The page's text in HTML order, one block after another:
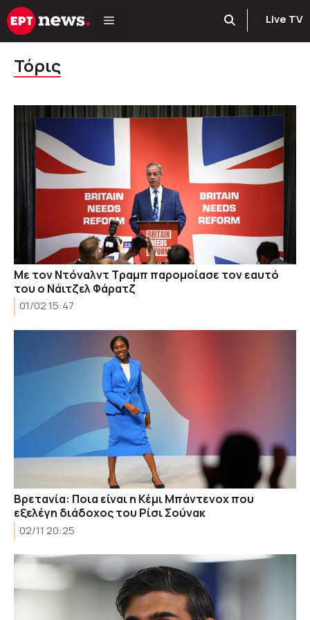
Μετάβαση
σε
Live TV
Τόρις
Με τον Ντόναλντ Τραμπ παρομοίασε τον εαυτό
του ο Νάιτζελ Φάρατζ
01/02 15:47
Βρετανία: Ποια είναι η Κέμι Μπάντενοχ που
εξελέγη διάδοχος του Ρίσι Σούνακ
02/11 20:25